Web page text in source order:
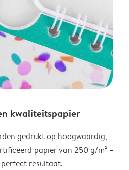
kwaliteitspapier
gedrukt op hoogwaardig,
papier van 250 g/m² –
resultaat.